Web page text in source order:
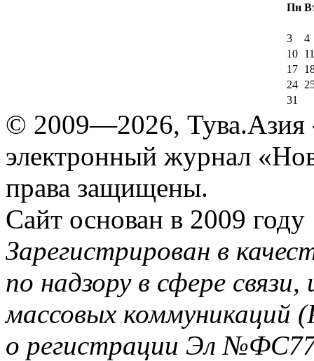
Пн
3
4
10
11
17
24
31
© 2009—2026, Тува.Азия
электронный журнал
права защищены.
Сайт основан в 2009 году
Зарегистрирован в
по надзору в сфере
массовых коммуникаций
о регистрации Эл